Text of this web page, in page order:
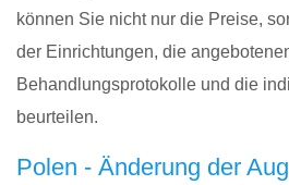
können Sie nicht nur die Preise,
der Einrichtungen, die
Behandlungsprotokolle und die
beurteilen.
Polen - Änderung der